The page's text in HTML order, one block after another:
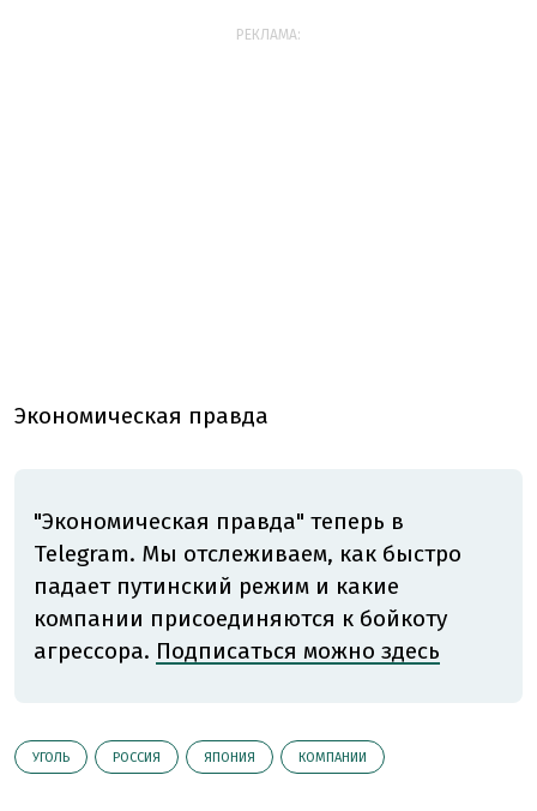
РЕКЛАМА:
Экономическая правда
"Экономическая правда" теперь в
Telegram. Мы отслеживаем, как быстро
падает путинский режим и какие
компании присоединяются к бойкоту
агрессора. Подписаться можно здесь
УГОЛЬ РОССИЯ ЯПОНИЯ КОМПАНИИ